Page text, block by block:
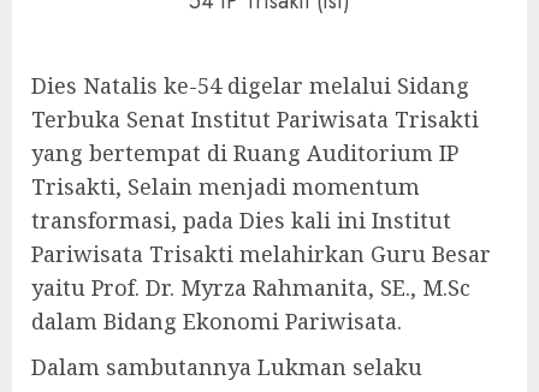
Dies Natalis ke-54 digelar melalui Sidang
Terbuka Senat Institut Pariwisata Trisakti
yang bertempat di Ruang Auditorium IP
Trisakti, Selain menjadi momentum
transformasi, pada Dies kali ini Institut
Pariwisata Trisakti melahirkan Guru Besar
yaitu Prof. Dr. Myrza Rahmanita, SE., M.Sc
dalam Bidang Ekonomi Pariwisata.
Dalam sambutannya Lukman selaku